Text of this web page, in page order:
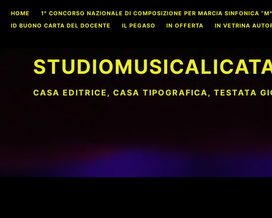
content
HOME 1° CONCORSO NAZIONALE DI COMPOSIZIONE PER MARCIA SINFONICA
ID BUONO CARTA DEL DOCENTE
IL PEGASO IN OFFERTA IN VETRINA
CASA EDITRICE, CASA TIPOGRAFICA, TESTATA